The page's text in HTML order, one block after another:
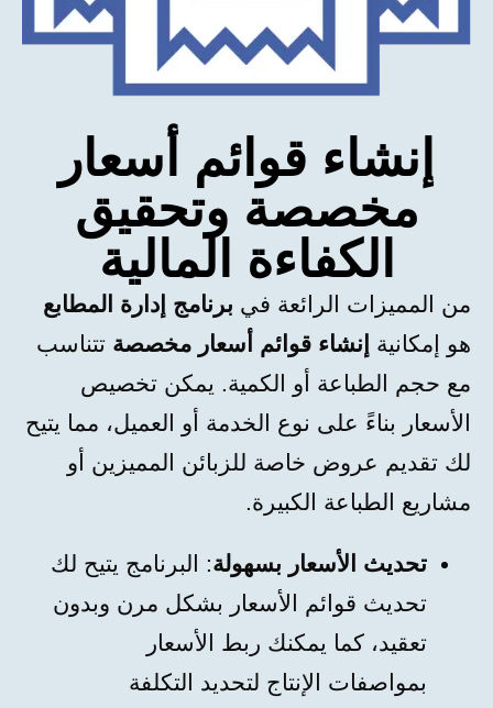
إنشاء قوائم أسعار
مخصصة وتحقيق
الكفاءة المالية
من المميزات الرائعة في برنامج إدارة المطابع
هو إمكانية
إنشاء قوائم أسعار مخصصة تتناسب
مع حجم الطباعة أو الكمية. يمكن تخصيص
الأسعار بناءً على نوع الخدمة أو العميل، مما يتيح
لك تقديم عروض خاصة للزبائن المميزين أو
مشاريع الطباعة الكبيرة.
تحديث الأسعار بسهولة: البرنامج يتيح لك
تحديث قوائم الأسعار بشكل مرن وبدون
تعقيد، كما يمكنك ربط الأسعار
بمواصفات الإنتاج لتحديد التكلفة